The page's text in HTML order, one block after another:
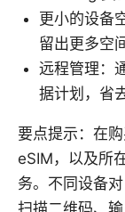
更小的设备
留出更多空
远程管理：
据计划，省
要点提示：在
eSIM，以及所
务。不同设备